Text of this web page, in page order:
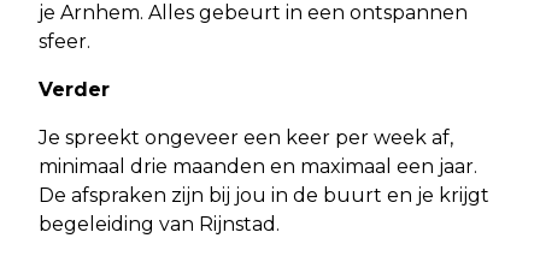
je Arnhem. Alles gebeurt in een ontspannen
sfeer.
Verder
Je spreekt ongeveer een keer per week af,
minimaal drie maanden en maximaal een jaar.
De afspraken zijn bij jou in de buurt en je krijgt
begeleiding van Rijnstad.